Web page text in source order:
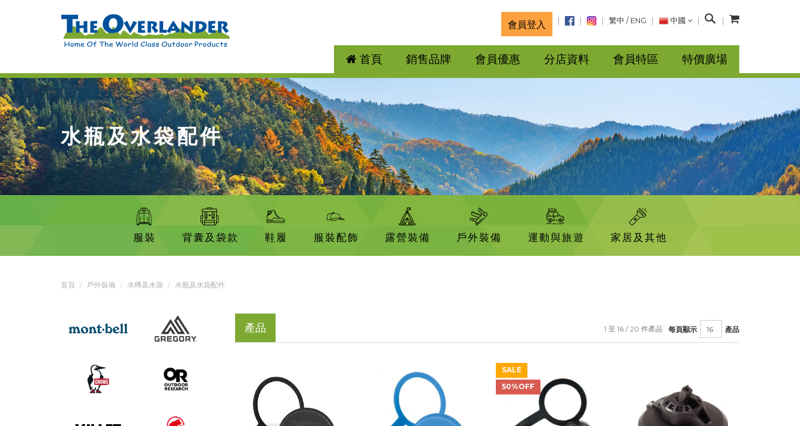
會員登入 繁中 / ENG 中國
搜
首頁 銷售品牌 會員優惠 分店資料 會員特區 特價廣場
水瓶及水袋配件
服裝 背囊及袋款 鞋履 服裝配飾 露營裝備 戶外裝備 運動與旅遊 家居及其他
首頁 戶外裝備 水樽及水袋 水瓶及水袋配件
產品 每頁顯示 產品
1 至 16 / 20 件產品
SALE
50%OFF